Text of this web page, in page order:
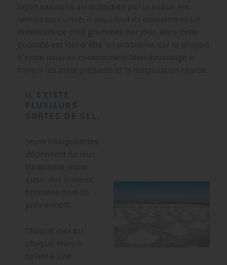
façon naturelle au quotidien par la sueur, les
larmes ou l’urine, il nous faut en consommer un
minimum de cinq grammes par jour. Mais cette
quantité est loin d’être un problème, car la plupart
d’entre nous en consomment bien davantage à
travers les mets préparés et la restauration rapide.
Leurs composantes
dépendent de leur
traitement, mais
aussi des milieux
humides dont ils
proviennent.
Chaque mer ou
chaque marais
salant a une